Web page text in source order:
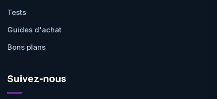
Tests
Guides d'achat
Bons plans
Suivez-nous